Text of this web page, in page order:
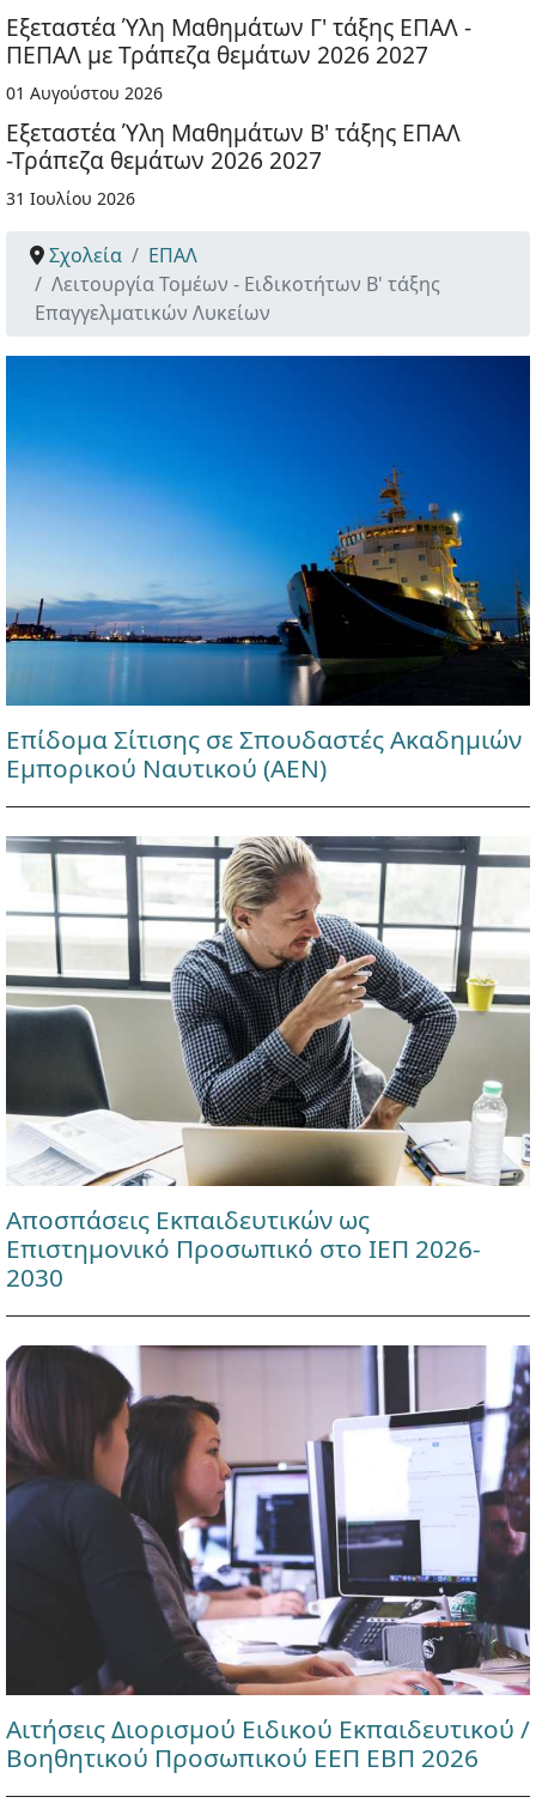
Εξεταστέα Ύλη Μαθημάτων Γ' τάξης ΕΠΑΛ -
ΠΕΠΑΛ με Τράπεζα θεμάτων 2026 2027
01 Αυγούστου 2026
Εξεταστέα Ύλη Μαθημάτων Β' τάξης ΕΠΑΛ
-Τράπεζα θεμάτων 2026 2027
31 Ιουλίου 2026
Σχολεία
ΕΠΑΛ
Λειτουργία Τομέων - Ειδικοτήτων Β' τάξης
Επαγγελματικών Λυκείων
Επίδομα Σίτισης σε Σπουδαστές Ακαδημιών
Εμπορικού Ναυτικού (ΑΕΝ)
Αποσπάσεις Εκπαιδευτικών ως
Επιστημονικό Προσωπικό στο ΙΕΠ 2026-
2030
Αιτήσεις Διορισμού Ειδικού Εκπαιδευτικού /
Βοηθητικού Προσωπικού ΕΕΠ ΕΒΠ 2026